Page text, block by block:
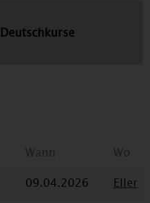
Wann
Wo
09.04.2026
Eller